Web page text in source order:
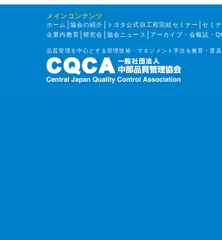
メインコンテンツ
ホーム 協会の紹介 トヨタ公式自工程完結セミナー
セミ
企業内教育
研究会 協会ニュース アーカイブ・会報誌・
品質管理を中心とする管理技術・マネジメント手法を教育・普